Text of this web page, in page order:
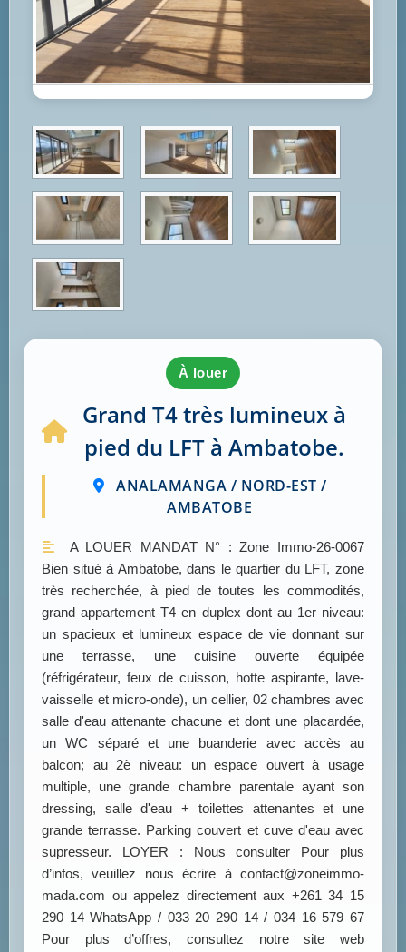
à louer
Grand T4 très lumineux à
pied du LFT à Ambatobe.
ANALAMANGA / NORD-EST /
AMBATOBE
A LOUER MANDAT N° : Zone Immo-26-0067
Bien situé à Ambatobe, dans le quartier du LFT, zone
très recherchée, à pied de toutes les commodités,
grand appartement T4 en duplex dont au 1er niveau:
un spacieux et lumineux espace de vie donnant sur
une terrasse, une cuisine ouverte équipée
(réfrigérateur, feux de cuisson, hotte aspirante, lave-
vaisselle et micro-onde), un cellier, 02 chambres avec
salle d'eau attenante chacune et dont une placardée,
un WC séparé et une buanderie avec accès au
balcon; au 2è niveau: un espace ouvert à usage
multiple, une grande chambre parentale ayant son
dressing, salle d'eau + toilettes attenantes et une
grande terrasse. Parking couvert et cuve d'eau avec
supresseur. LOYER : Nous consulter Pour plus
d’infos, veuillez nous écrire à contact@zoneimmo-
mada.com ou appelez directement aux +261 34 15
290 14 WhatsApp / 033 20 290 14 / 034 16 579 67
Pour plus d’offres, consultez notre site web